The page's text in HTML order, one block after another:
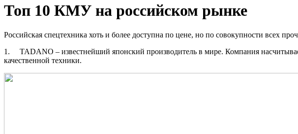
Топ 10 КМУ на российском рынке
Российская спецтехника хоть и более доступна по цене, но по совокупности всех
1. TADANO – известнейший японский производитель в мире. Компания
качественной техники.